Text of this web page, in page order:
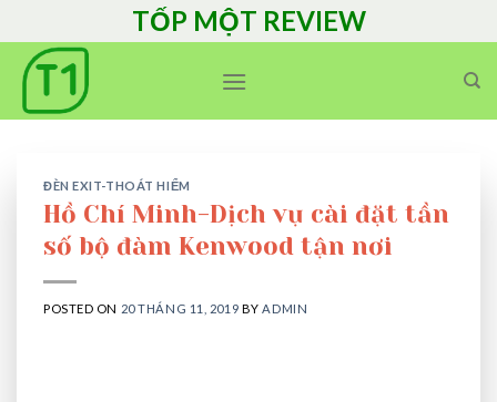
to
content
TỐP MỘT REVIEW
ĐÈN EXIT-THOÁT HIỂM
Hồ Chí Minh-Dịch vụ cài đặt tần
số bộ đàm Kenwood tận nơi
POSTED ON 20 THÁNG 11, 2019 BY ADMIN